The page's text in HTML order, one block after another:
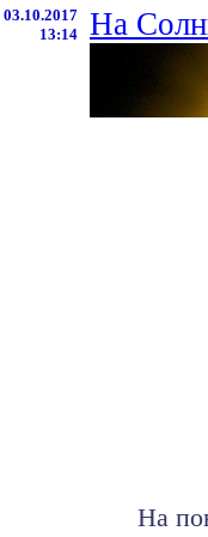
03.10.2017
13:14
На
На